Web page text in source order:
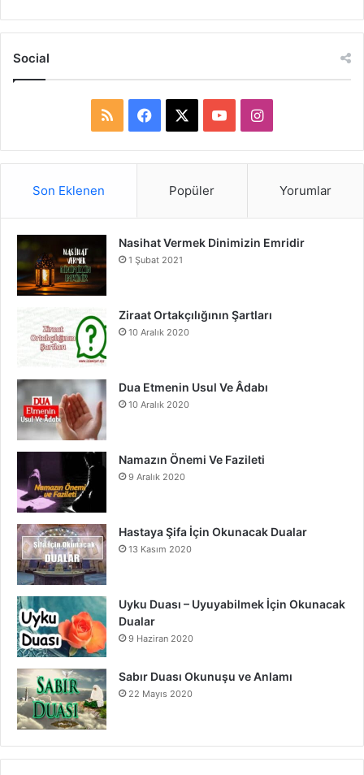
Social
S
a
b
o
o
u
e
I
n
a
r
Son Eklenen Popüler Yorumlar
Nasihat Vermek Dinimizin Emridir
1 Şubat 2021
Ziraat Ortakçılığının Şartları
10 Aralık 2020
Dua Etmenin Usul Ve Âdabı
10 Aralık 2020
Namazın Önemi Ve Fazileti
9 Aralık 2020
Hastaya Şifa İçin Okunacak Dualar
13 Kasım 2020
Uyku Duası – Uyuyabilmek İçin Okunacak
Dualar
9 Haziran 2020
Sabır Duası Okunuşu ve Anlamı
22 Mayıs 2020